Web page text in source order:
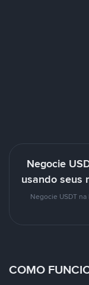
Negocie
usando seus
Negocie USDT
COMO